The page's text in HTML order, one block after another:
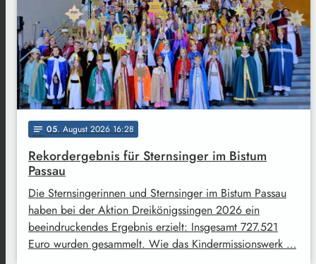
notes 05. August 2026 16:28
Rekordergebnis für Sternsinger im Bistum
Passau
Die Sternsingerinnen und Sternsinger im Bistum Passau
haben bei der Aktion Dreikönigssingen 2026 ein
beeindruckendes Ergebnis erzielt: Insgesamt 727.521
Euro wurden gesammelt. Wie das Kindermissionswerk …